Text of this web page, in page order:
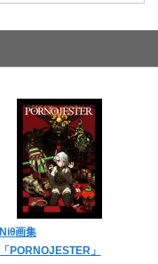
Niθ画集
「PORNOJESTER」